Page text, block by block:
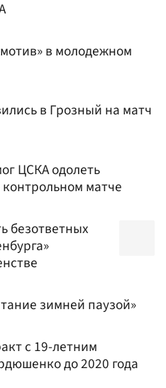
в молодежном
в Грозный на матч
ЦСКА одолеть
матче
безответных
зимней паузой»
с 19-летним
до 2020 года